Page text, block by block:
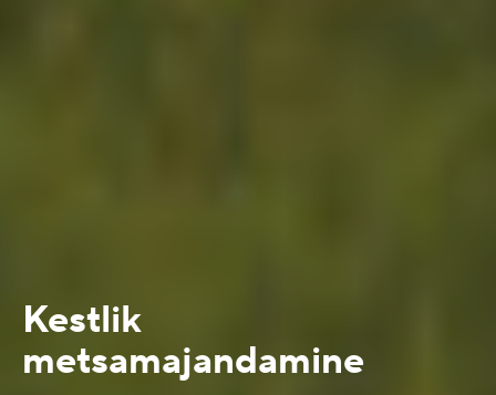
Kestlik
metsamajandamine